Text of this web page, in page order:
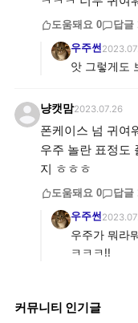
도움돼요 0 답글
우주썬
앗 그렇게도
냥캣맘2023.07.26
폰케이스 넘 귀여
우주 놀란 표정도
지 ㅎㅎㅎ
도움돼요 0 답글
우주썬
우주가 뭐라
ㅋㅋㅋ!!
커뮤니티 인기글